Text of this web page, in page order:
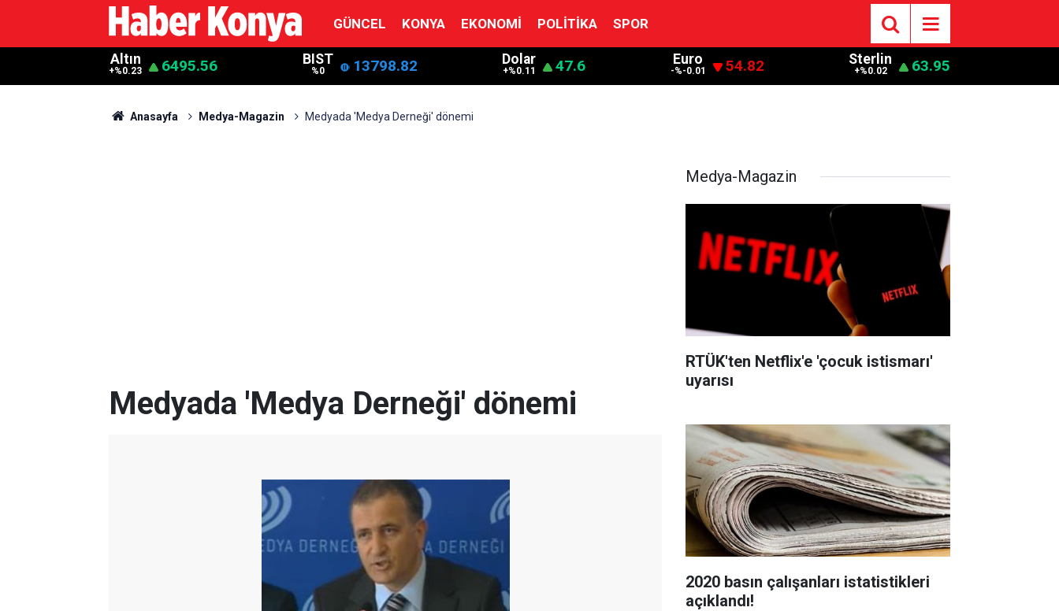
GÜNCEL KONYA EKONOMI POLITIKA SPOR
Altın
+%0.23 6495.56 BIST
%0 13798.82 Dolar
+%0.11 47.6 Euro
-%-0.01 54.82 Sterlin
+%0.02 63.95
Anasayfa Medya-Magazin Medyada 'Medya Derneği' dönemi
Medyada 'Medya Derneği' dönemi
Medya-Magazin
RTÜK'ten Netflix'e 'çocuk istismarı'
uyarısı
2020 basın çalışanları istatistikleri
açıklandı!